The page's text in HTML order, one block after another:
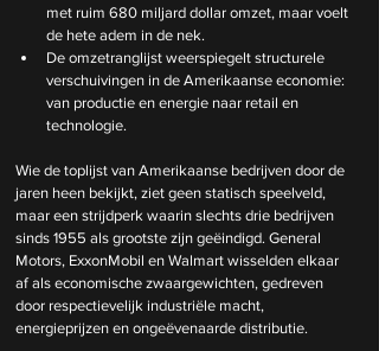
met ruim 680 miljard dollar omzet, maar voelt
de hete adem in de nek.
De omzetranglijst weerspiegelt structurele
verschuivingen in de Amerikaanse economie:
van productie en energie naar retail en
technologie.
Wie de toplijst van Amerikaanse bedrijven door de
jaren heen bekijkt, ziet geen statisch speelveld,
maar een strijdperk waarin slechts drie bedrijven
sinds 1955 als grootste zijn geëindigd. General
Motors, ExxonMobil en Walmart wisselden elkaar
af als economische zwaargewichten, gedreven
door respectievelijk industriële macht,
energieprijzen en ongeëvenaarde distributie.